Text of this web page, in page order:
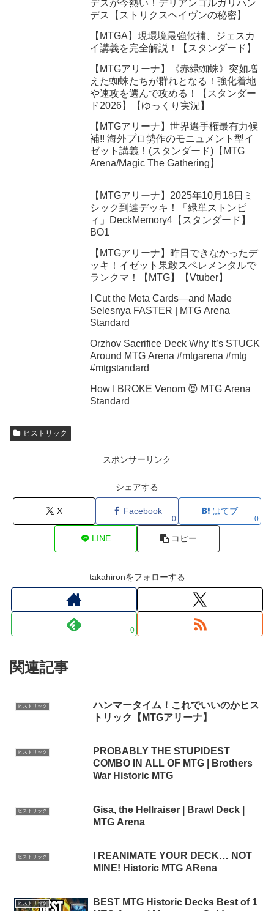
デスが今熱い！デリアンゴルガリハン
デス【ストリクスヘイヴンの秘密】
【MTGA】現環境最強候補、ジェスカ
イ講義を完全解説！【スタンダード】
【MTGアリーナ】《赤緑蜘蛛》突如増
えた蜘蛛たちが群れとなる！強化着地
や速攻を選んで攻める！【スタンダー
ド2026】【ゆっくり実況】
【MTGアリーナ】世界選手権最有力候
補!! 海外プロ勢作のモニュメント型イ
ゼット講義！(スタンダード)【MTG
Arena/Magic The Gathering】
【MTGアリーナ】2025年10月18日ミ
シック到達デッキ！「緑単ストンピ
ィ」DeckMemory4【スタンダード】
BO1
【MTGアリーナ】昨日できなかったデ
ッキ！イゼット果敢スペレメンタルで
ランクマ！【MTG】【Vtuber】
I Cut the Meta Cards—and Made
Selesnya FASTER | MTG Arena
Standard
Orzhov Sacrifice Deck Why It’s STUCK
Around MTG Arena #mtgarena #mtg
#mtgstandard
How I BROKE Venom 😈 MTG Arena
Standard
ヒストリック
スポンサーリンク
シェアする
X Facebook
0
はてブ
0
LINE コピー
takahironをフォローする
0
関連記事
ヒストリック
ハンマータイム！これでいいのかヒス
トリック【MTGアリーナ】
ヒストリック
PROBABLY THE STUPIDEST
COMBO IN ALL OF MTG | Brothers
War Historic MTG
ヒストリック
Gisa, the Hellraiser | Brawl Deck |
MTG Arena
ヒストリック
I REANIMATE YOUR DECK… NOT
MINE! Historic MTG ARena
ヒストリック
BEST MTG Historic Decks Best of 1